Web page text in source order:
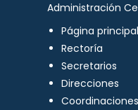
Administración
Página principal
Rectoría
Secretarios
Direcciones
Coordinaciones